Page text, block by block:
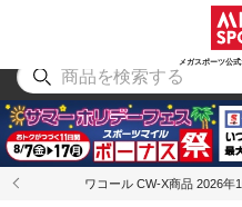
メガスポーツ公
アウトドア
ワコール CW-X商品 2026年